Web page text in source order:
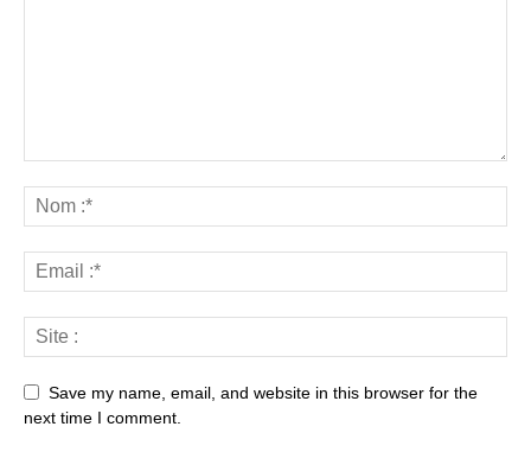
Save my name, email, and website in this browser for the
next time I comment.